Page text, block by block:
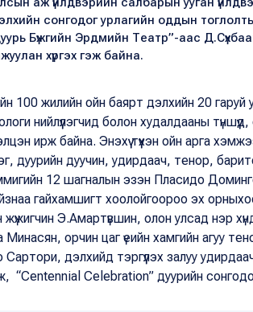
сонгодог урлагийн оддын
Бүжгийн Эрдмийн Театр”-аас
хүргэх гэж байна.
100 жилийн ойн баярт дэлхийн 20
нийлүүлэгчид болон худалдааны
ирж байна. Энэхүү түүхэн ойн арга
дуурийн дуучин, удирдаач, тенор,
12 шагналын эзэн Пласидо
гайхамшигт хоолойгоороо эх
Э.Амартүвшин, олон улсад нэр
Минасян, орчин цаг үеийн хамгийн агуу
дэлхийд тэргүүлэх залуу
“Centennial Celebration” дуурийн